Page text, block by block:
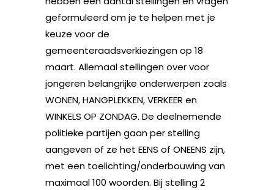
geformuleerd om je te helpen met je
keuze voor de
gemeenteraadsverkiezingen op 18
maart. Allemaal stellingen over voor
jongeren belangrijke onderwerpen zoals
WONEN, HANGPLEKKEN, VERKEER en
WINKELS OP ZONDAG. De deelnemende
politieke partijen gaan per stelling
aangeven of ze het EENS of ONEENS zijn,
met een toelichting/onderbouwing van
maximaal 100 woorden. Bij stelling 2